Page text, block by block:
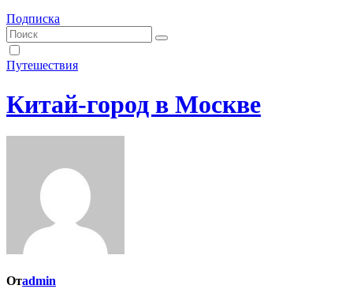
Подписка
Путешествия
Китай-город в Москве
Отadmin